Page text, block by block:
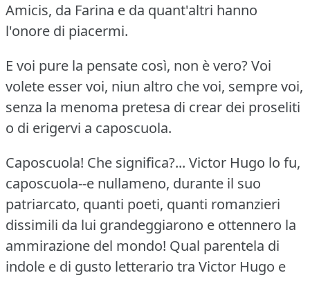
Amicis, da Farina e da quant'altri hanno
l'onore di piacermi.
E voi pure la pensate così, non è vero?Voi
volete esser voi, niun altro che voi, sempre voi,
senza la menoma pretesa di crear dei proseliti
o di erigervi a caposcuola.
Caposcuola! Che significa?... Victor Hugo lo fu,
caposcuola--e nullameno, durante il suo
patriarcato, quanti poeti, quanti romanzieri
dissimili da lui grandeggiarono e ottennero la
ammirazione del mondo! Qual parentela di
indole e di gusto letterario tra Victor Hugo e